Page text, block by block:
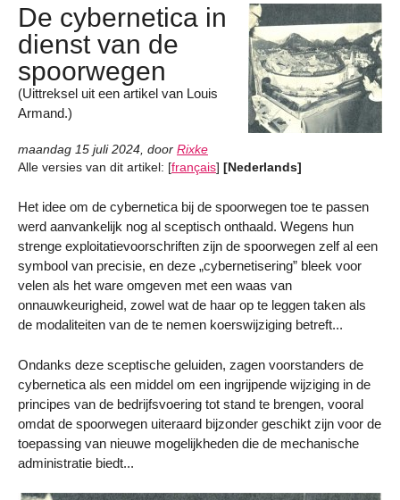
De cybernetica in
dienst van de
spoorwegen
(Uittreksel uit een artikel van Louis
Armand.)
maandag 15 juli 2024, door Rixke
Alle versies van dit artikel: [français] [Nederlands]
Het idee om de cybernetica bij de spoorwegen toe te passen
werd aanvankelijk nog al sceptisch onthaald. Wegens hun
strenge exploitatievoorschriften zijn de spoorwegen zelf al een
symbool van precisie, en deze „cybernetisering” bleek voor
velen als het ware omgeven met een waas van
onnauwkeurigheid, zowel wat de haar op te leggen taken als
de modaliteiten van de te nemen koerswijziging betreft...
Ondanks deze sceptische geluiden, zagen voorstanders de
cybernetica als een middel om een ingrijpende wijziging in de
principes van de bedrijfsvoering tot stand te brengen, vooral
omdat de spoorwegen uiteraard bijzonder geschikt zijn voor de
toepassing van nieuwe mogelijkheden die de mechanische
administratie biedt...